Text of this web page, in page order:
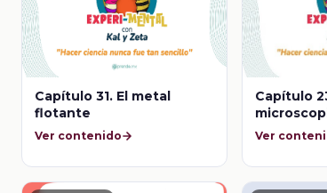
Capítulo 31. El metal
flotante
Ver contenido
Capítulo 23. El
Ver